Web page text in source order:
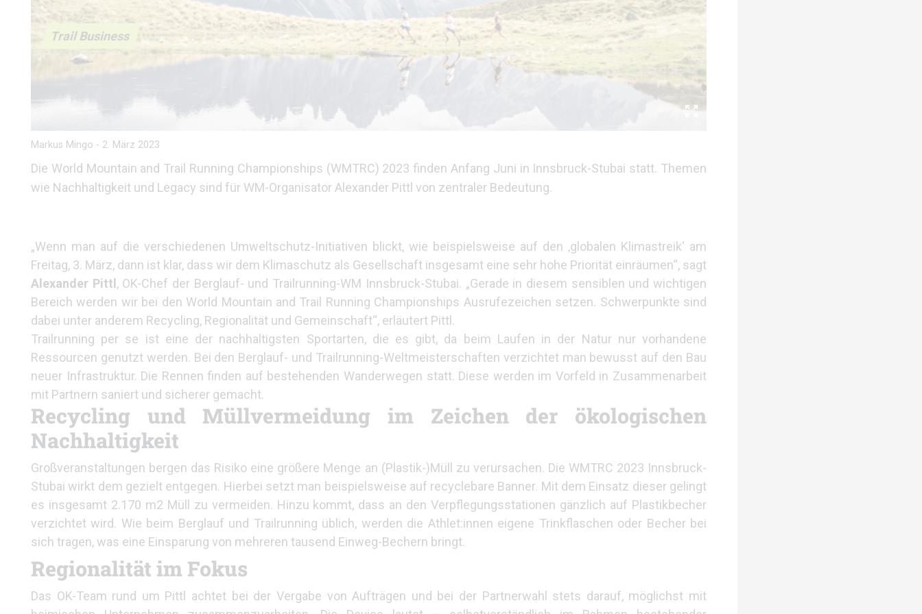
Trail Business
Markus Mingo - 2. März 2023
Die World Mountain and Trail Running Championships (WMTRC) 2023 finden Anfang Juni in Innsbruck-Stubai statt. Themen
wie Nachhaltigkeit und Legacy sind für WM-Organisator Alexander Pittl von zentraler Bedeutung.
„Wenn man auf die verschiedenen Umweltschutz-Initiativen blickt, wie beispielsweise auf den ,globalen Klimastreik‘ am
Freitag, 3. März, dann ist klar, dass wir dem Klimaschutz als Gesellschaft insgesamt eine sehr hohe Priorität einräumen“, sagt
Alexander Pittl , OK-Chef der Berglauf- und Trailrunning-WM Innsbruck-Stubai. „Gerade in diesem sensiblen und wichtigen
Bereich werden wir bei den World Mountain and Trail Running Championships Ausrufezeichen setzen. Schwerpunkte sind
dabei unter anderem Recycling, Regionalität und Gemeinschaft“, erläutert Pittl.
Trailrunning per se ist eine der nachhaltigsten Sportarten, die es gibt, da beim Laufen in der Natur nur vorhandene
Ressourcen genutzt werden. Bei den Berglauf- und Trailrunning-Weltmeisterschaften verzichtet man bewusst auf den Bau
neuer Infrastruktur. Die Rennen finden auf bestehenden Wanderwegen statt. Diese werden im Vorfeld in Zusammenarbeit
mit Partnern saniert und sicherer gemacht.
Recycling und Müllvermeidung im Zeichen der ökologischen
Nachhaltigkeit
Großveranstaltungen bergen das Risiko eine größere Menge an (Plastik-)Müll zu verursachen. Die WMTRC 2023 Innsbruck-
Stubai wirkt dem gezielt entgegen. Hierbei setzt man beispielsweise auf recyclebare Banner. Mit dem Einsatz dieser gelingt
es insgesamt 2.170 m2 Müll zu vermeiden. Hinzu kommt, dass an den Verpflegungsstationen gänzlich auf Plastikbecher
verzichtet wird. Wie beim Berglauf und Trailrunning üblich, werden die Athlet:innen eigene Trinkflaschen oder Becher bei
sich tragen, was eine Einsparung von mehreren tausend Einweg-Bechern bringt.
Regionalität im Fokus
Das OK-Team rund um Pittl achtet bei der Vergabe von Aufträgen und bei der Partnerwahl stets darauf, möglichst mit